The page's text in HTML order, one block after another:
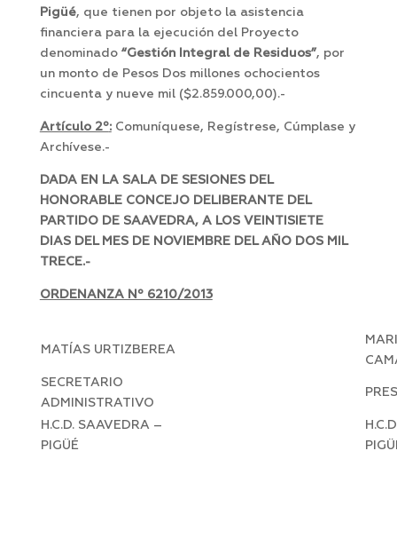
Pigüé, que tienen por objeto la asistencia
financiera para la ejecución del Proyecto
denominado “Gestión Integral de Residuos”, por
un monto de Pesos Dos millones ochocientos
cincuenta y nueve mil ($2.859.000,00).-
Artículo 2º:Comuníquese, Regístrese, Cúmplase y
Archívese.-
DADA EN LA SALA DE SESIONES DEL
HONORABLE CONCEJO DELIBERANTE DEL
PARTIDO DE SAAVEDRA, A LOS VEINTISIETE
DIAS DEL MES DE NOVIEMBRE DEL AÑO DOS MIL
TRECE.-
ORDENANZA Nº 6210/2013
MATÍAS URTIZBEREA
SECRETARIO
ADMINISTRATIVO
H.C.D. SAAVEDRA –
PIGÜÉ